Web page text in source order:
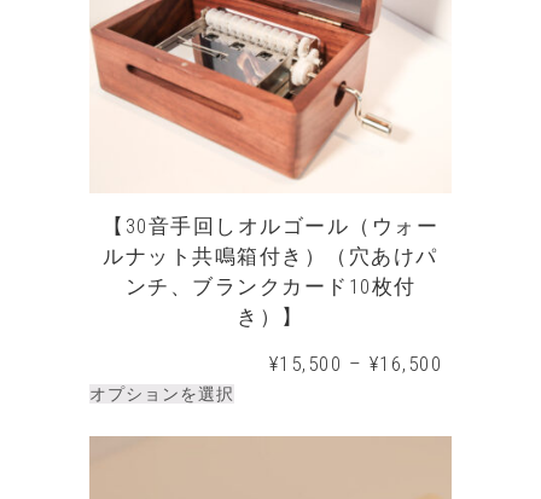
【30音手回しオルゴール（ウォー
ルナット共鳴箱付き）（穴あけパ
ンチ、ブランクカード10枚付
き）】
¥15,500 – ¥16,500
オプションを選択